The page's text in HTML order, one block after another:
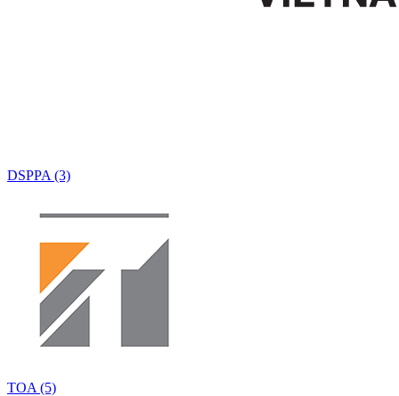
DSPPA (3)
TOA (5)